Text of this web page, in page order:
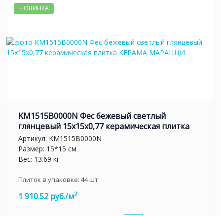
НОВИНКА
KM1515B0000N Фес бежевый светлый
глянцевый 15x15x0,77 керамическая плитка
Артикул: KM1515B0000N
Размер: 15*15 см
Вес: 13.69 кг
Плиток в упаковке: 44шт
1 910.52 руб./м2